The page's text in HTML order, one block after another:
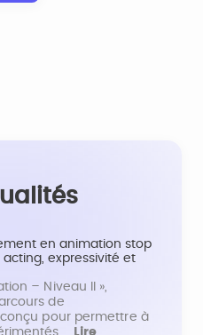
en animation stop
expressivité et
– Niveau II »,
de
pour permettre à
Lire